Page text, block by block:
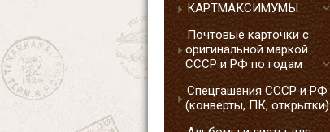
КАРТМАКСИМУМЫ
Почтовые карточки с
оригинальной маркой
СССР и РФ по годам
Спецгашения СССР и РФ
(конверты, ПК, открытки)